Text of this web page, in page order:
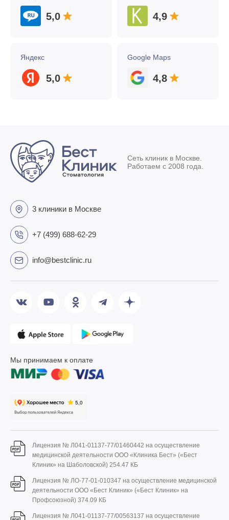
5,0 4,9
Яндекс
5,0
Google Maps
4,8
Сеть клиник в Москве.
Работаем с 2008 года.
3 клиники в Москве
+7 (499) 688-62-29
info@bestclinic.ru
Мы принимаем к оплате
Лицензия № Л041-01137-77/01460442 на осуществление
медицинской деятельности ООО «Клиника Бест» («Бест
Клиник» на Шаболовской) 254.47 КБ
Лицензия № ЛО-77-01-010347 на осуществление медицинской
деятельности ООО «Бест Клиник» («Бест Клиник» на
Профсоюзной) 374.09 КБ
Лицензия № Л041-01137-77/00563137 на осуществление